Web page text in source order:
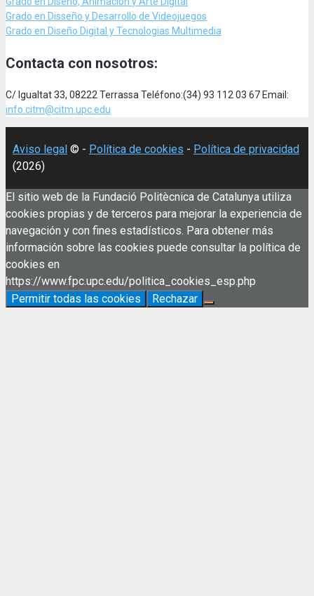
Grado en Disseño y Desarrollo de Videojuegos
Grado en Diseño Digital y Tecnologias Multimedia
Contacta con nosotros:
C/ Igualtat 33, 08222 Terrassa Teléfono:(34) 93 112 03 67 Email:
info.citm@citm.upc.edu
Aviso legal © - Política de cookies - Política de privacidad
(2026)
El sitio web de la Fundació Politècnica de Catalunya utiliza
cookies propias y de terceros para mejorar la experiencia de
navegación y con fines estadísticos. Para obtener más
información sobre las cookies puede consultar la política de
cookies en
https://www.fpc.upc.edu/politica_cookies_esp.php
Permitir todas las cookies
Rechazar